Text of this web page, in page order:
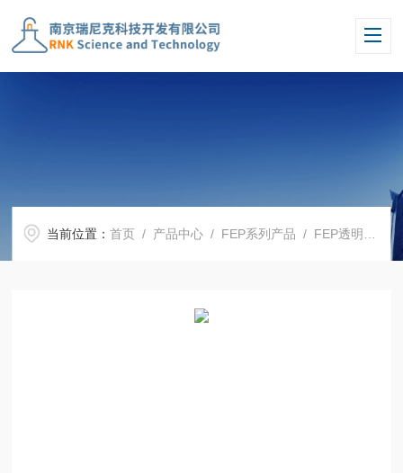
当前位置：首页 / 产品中心 / FEP系列产品 / FEP透明管 /